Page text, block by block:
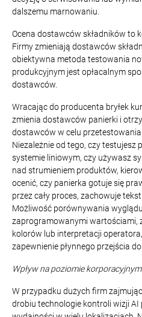
dalszemu marnowaniu.
Ocena dostawców składników to
Firmy zmieniają dostawców
obiektywna metoda testowania
produkcyjnym jest opłacalnym
dostawców.
Wracając do producenta bryłek
zmienia dostawców panierki i
dostawców w celu
Niezależnie od tego, czy testujesz
systemie liniowym, czy używasz
nad strumieniem produktów,
ocenić, czy panierka gotuje się
przez cały proces, zachowuje
Możliwość porównywania
zaprogramowanymi wartościami,
kolorów lub interpretacji
zapewnienie płynnego przejścia
Wpływ na poziomie korporacyjnym
W przypadku dużych firm
drobiu technologie kontroli wizji